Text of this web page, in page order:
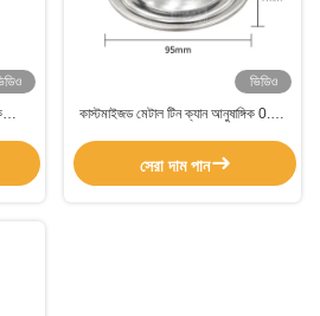
ভিডিও
কাস্টমাইজড মেটাল টিন ক্যান আনুষাঙ্গিক 0.21
সেরা দাম পান